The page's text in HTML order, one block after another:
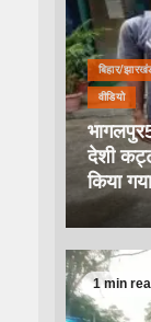
बिहार/
वीडियो
देशी
किया
1 min